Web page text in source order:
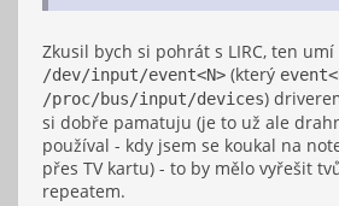
Zkusil bych si pohrát s LIRC, ten umí
/dev/input/event<N> (který
/proc/bus/input/devices)
si dobře pamatuju (je to už ale
používal - kdy jsem se koukal na
přes TV kartu) - to by mělo vyřešit
repeatem.